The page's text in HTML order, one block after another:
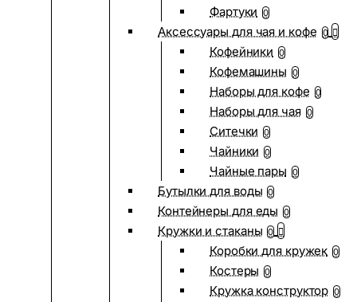
Фартуки 0
Аксессуары для чая и кофе 0
Кофейники 0
Кофемашины 0
Наборы для кофе 0
Наборы для чая 0
Ситечки 0
Чайники 0
Чайные пары 0
Бутылки для воды 0
Контейнеры для еды 0
Кружки и стаканы 0
Коробки для кружек 0
Костеры 0
Кружка конструктор 0